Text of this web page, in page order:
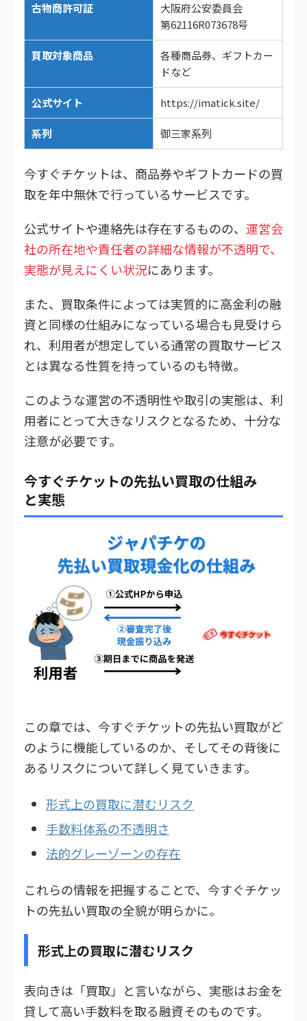
古物商許可証
大阪府公安委員会
第62116R073678号
買取対象商品
各種商品券、ギフトカー
ドなど
公式サイト https://imatick.site/
系列 御三家系列
今すぐチケットは、商品券やギフトカードの買
取を年中無休で行っているサービスです。
公式サイトや連絡先は存在するものの、 運営会
社の所在地や責任者の詳細な情報が不透明で、
実態が見えにくい状況にあります。
また、買取条件によっては実質的に高金利の融
資と同様の仕組みになっている場合も見受けら
れ、利用者が想定している通常の買取サービス
とは異なる性質を持っているのも特徴。
このような運営の不透明性や取引の実態は、利
用者にとって大きなリスクとなるため、十分な
注意が必要です。
今すぐチケットの先払い買取の仕組み
と実態
この章では、今すぐチケットの先払い買取がど
のように機能しているのか、そしてその背後に
あるリスクについて詳しく見ていきます。
形式上の買取に潜むリスク
手数料体系の不透明さ
法的グレーゾーンの存在
これらの情報を把握することで、今すぐチケッ
トの先払い買取の全貌が明らかに。
形式上の買取に潜むリスク
表向きは「買取」と言いながら、実態はお金を
貸して高い手数料を取る融資そのものです。